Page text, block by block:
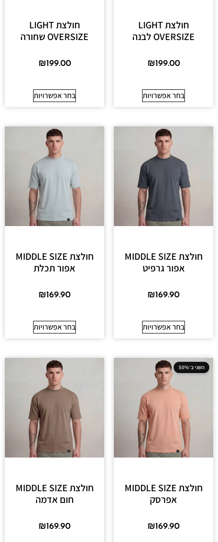
חולצת LIGHT
OVERSIZE לבנה
₪199.00
בחר אפשרויות
חולצת LIGHT
OVERSIZE שחורה
₪199.00
בחר אפשרויות
חולצת MIDDLE SIZE
אפור גרפיט
₪169.90
בחר אפשרויות
חולצת MIDDLE SIZE
אפור תכלת
₪169.90
בחר אפשרויות
השני ב־50%
חולצת MIDDLE SIZE
אפרסק
₪169.90
חולצת MIDDLE SIZE
חום אדמה
₪169.90